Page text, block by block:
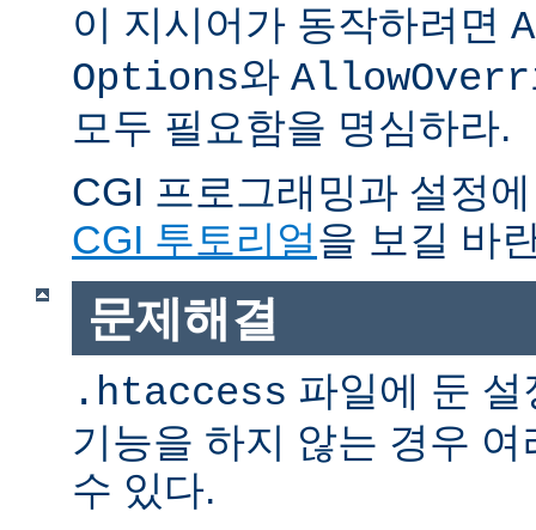
이 지시어가 동작하려면
Options와
모두 필요함을 명심하라.
CGI 프로그래밍과 설정
CGI 투토리얼을 보길 바
문제해결
.htaccess 파일에 둔
기능을 하지 않는 경우
수 있다.